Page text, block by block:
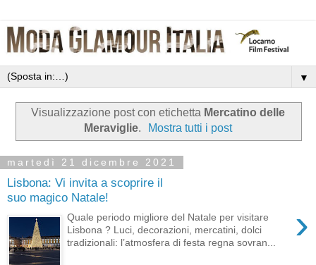
▼
Visualizzazione post con etichetta Mercatino delle
Meraviglie. Mostra tutti i post
martedì 21 dicembre 2021
Lisbona: Vi invita a scoprire il
suo magico Natale!
›
Quale periodo migliore del Natale per visitare
Lisbona ? Luci, decorazioni, mercatini, dolci
tradizionali: l’atmosfera di festa regna sovran...